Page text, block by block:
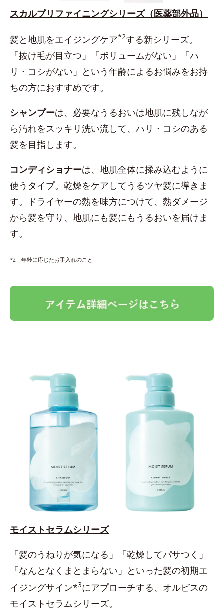
スカルプリファイニングシリーズ（医薬部外品）
髪と地肌をエイジングケア*2する新シリーズ。
「抜け毛が目立つ」「ボリュームがない」「ハ
リ・コシがない」という年齢によるお悩みをお持
ちの方におすすめです。
シャンプーは、必要なうるおいは地肌に残しなが
ら汚れをスッキリ洗い流して、ハリ・コシのある
髪を目指します。
コンディショナーは、地肌全体に揉み込むように
使うタイプ。乾燥をケアしてうるツヤ髪に導きま
す。ドライヤーの熱を味方につけて、熱ダメージ
から髪を守り、地肌にも髪にもうるおいを届けま
す。
*2 年齢に応じたお手入れのこと
モイストセラムシリーズ
「髪のうねりが気になる」「乾燥してパサつく」
「なんとなくまとまらない」といった髪の初期エ
イジングサイン*3にアプローチする、オルビスの
モイストセラムシリーズ。